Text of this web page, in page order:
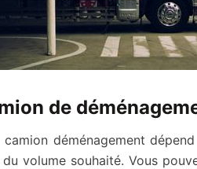
de
déménagement
volume souhaité. Vous